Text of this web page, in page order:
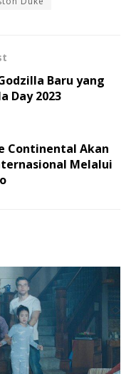
Baru yang
Day 2023
Continental Akan
Melalui